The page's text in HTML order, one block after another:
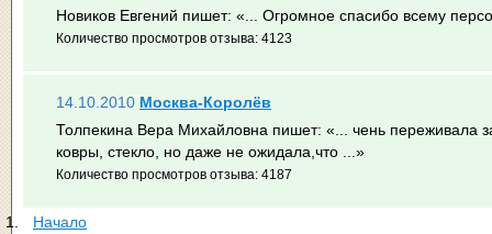
Новиков Евгений пишет: «... Огромное спасибо всему
Количество просмотров отзыва: 4123
14.10.2010 Москва-Королёв
Толпекина Вера Михайловна пишет: «... чень переживала
ковры, стекло, но даже не ожидала,что ...»
Количество просмотров отзыва: 4187
Начало